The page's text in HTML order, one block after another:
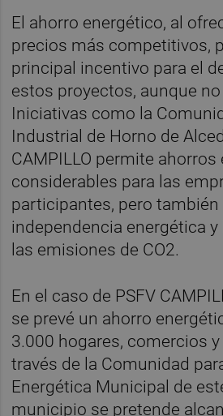
El ahorro energético, al
precios más competitivos,
principal incentivo para el
estos proyectos, aunque
Iniciativas como la
Industrial de Horno de
CAMPILLO permite
considerables para las
participantes, pero
independencia energética
las emisiones de CO2.
En el caso de PSFV
se prevé un ahorro
3.000 hogares, comercios
través de la Comunidad
Energética Municipal de
municipio se pretende